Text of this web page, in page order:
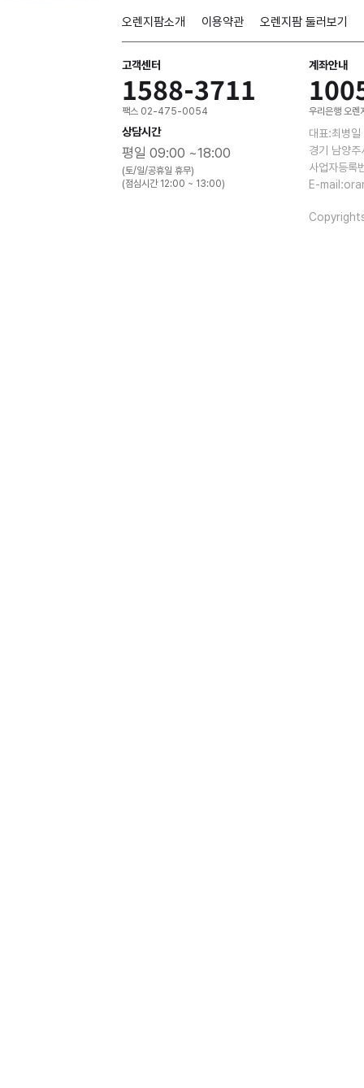
오렌지팜소개 이용약관 오렌지팜 둘러보기
고객센터
1588-3711
팩스 02-475-0054
상담시간
평일 09:00 ~18:00
(토/일/공휴일 휴무)
(점심시간 12:00 ~ 13:00)
계좌안내
우리은행 오렌
대표:최병
경기 남양
사업자등
E-